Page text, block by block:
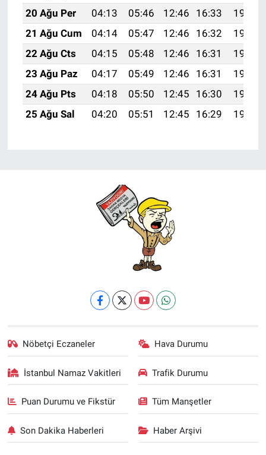
20 Ağu Per
04:13 05:46 12:46 16:33
19:37
21 Ağu Cum
04:14 05:47 12:46 16:32
19:35
22 Ağu Cts
04:15 05:48 12:46 16:31
19:34
23 Ağu Paz
04:17 05:49 12:46 16:31
19:32
24 Ağu Pts
04:18 05:50 12:45 16:30
19:31
25 Ağu Sal
04:20 05:51 12:45 16:29 19:29
Nöbetçi Eczaneler Hava Durumu
İstanbul Namaz Vakitleri Trafik Durumu
Puan Durumu ve Fikstür Tüm Manşetler
Son Dakika Haberleri Haber Arşivi